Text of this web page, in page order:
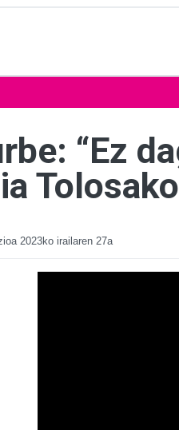
“Ez
2023ko irailaren 27a